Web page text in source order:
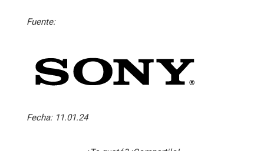
Fuente:
Fecha: 11.01.24